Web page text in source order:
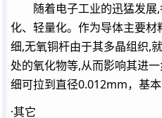
随着电子工业的迅猛发展,
化、轻量化。作为导体主要
细,无氧铜杆由于其多晶组织,
处的氧化物等,从而影响其进
细可拉到直径0.012mm，基本
·其它